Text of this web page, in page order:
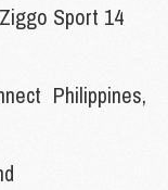
Sport 14
Philippines,